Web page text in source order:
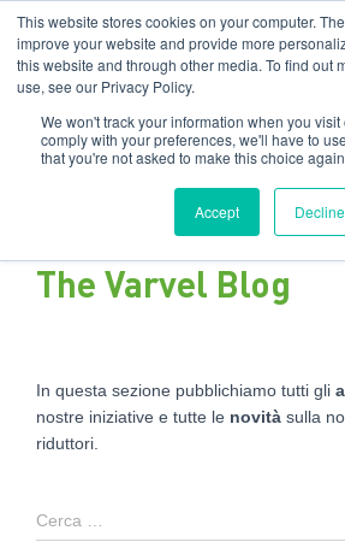
This website stores cookies on your computer.
improve your website and provide more
this website and through other media. To find out
use, see our Privacy Policy.
We won't track your information when you
comply with your preferences, we'll have to
that you're not asked to make this choice
Accept Decline
Filiali: India USA
The Varvel Blog
In questa sezione pubblichiamo tutti gli
nostre iniziative e tutte le novità sulla
riduttori.
Cerca …